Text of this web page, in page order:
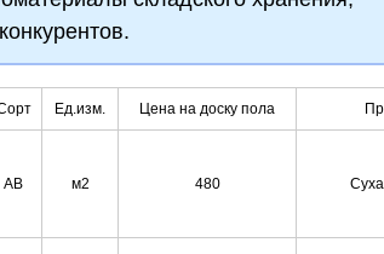
Ед.изм. Цена на доску пола
АВ м2 480